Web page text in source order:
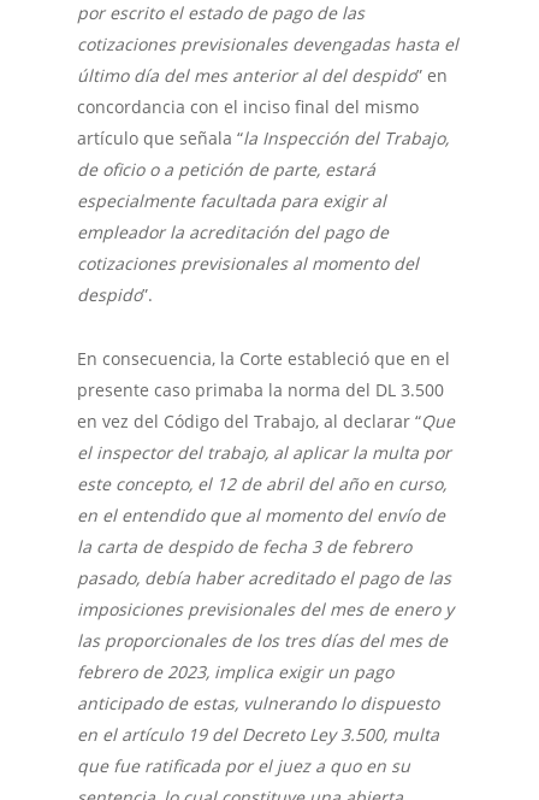
por escrito el estado de pago de las
cotizaciones previsionales devengadas hasta el
último día del mes anterior al del despido” en
concordancia con el inciso final del mismo
artículo que señala “la Inspección del Trabajo,
de oficio o a petición de parte, estará
especialmente facultada para exigir al
empleador la acreditación del pago de
cotizaciones previsionales al momento del
despido”.
En consecuencia, la Corte estableció que en el
presente caso primaba la norma del DL 3.500
en vez del Código del Trabajo, al declarar “Que
el inspector del trabajo, al aplicar la multa por
este concepto, el 12 de abril del año en curso,
en el entendido que al momento del envío de
la carta de despido de fecha 3 de febrero
pasado, debía haber acreditado el pago de las
imposiciones previsionales del mes de enero y
las proporcionales de los tres días del mes de
febrero de 2023, implica exigir un pago
anticipado de estas, vulnerando lo dispuesto
en el artículo 19 del Decreto Ley 3.500, multa
que fue ratificada por el juez a quo en su